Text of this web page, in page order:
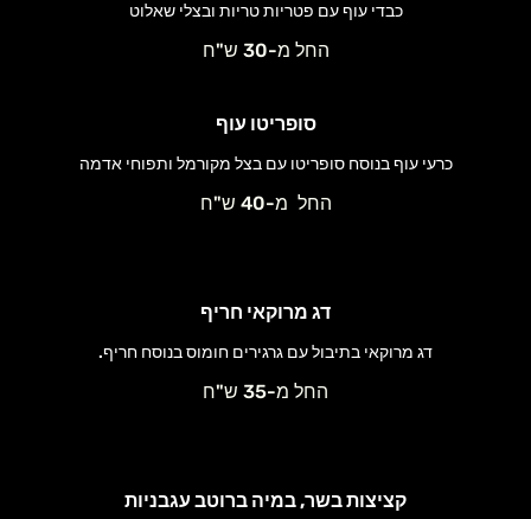
כבדי עוף עם פטריות טריות ובצלי שאלוט
החל מ-30 ש"ח
סופריטו עוף
כרעי עוף בנוסח סופריטו עם בצל מקורמל ותפוחי אדמה
החל מ-40 ש"ח
דג מרוקאי חריף
דג מרוקאי בתיבול עם גרגירים חומוס בנוסח חריף.
החל מ-35 ש"ח
קציצות בשר, במיה ברוטב עגבניות